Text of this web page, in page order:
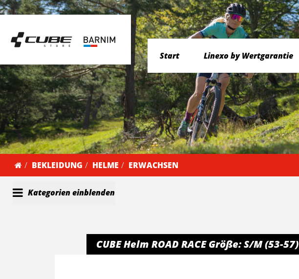
Start Linexo by Wertgarantie
BEKLEIDUNG HELME ERWACHSEN
Kategorien einblenden
CUBE Helm ROAD RACE Größe: S/M (53-57)